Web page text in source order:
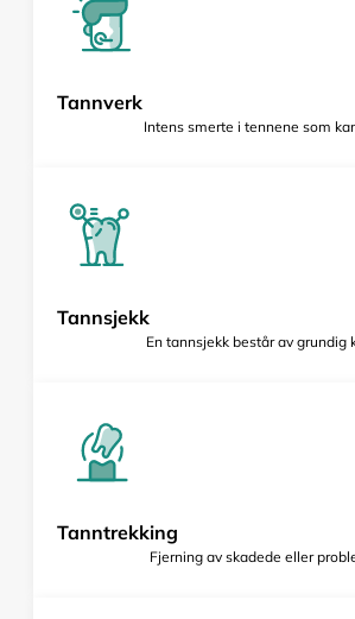
Tannverk
Intens smerte i tennene som
Tannsjekk
En tannsjekk består av
Tanntrekking
Fjerning av skadede eller